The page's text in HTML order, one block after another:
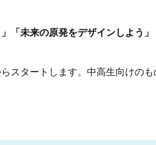
「未来の原発をデザインしよう
タートします。中高生向けのも